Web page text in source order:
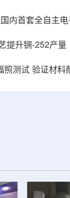
内首套全自主
提升锎-252产量
照测试 验证材料